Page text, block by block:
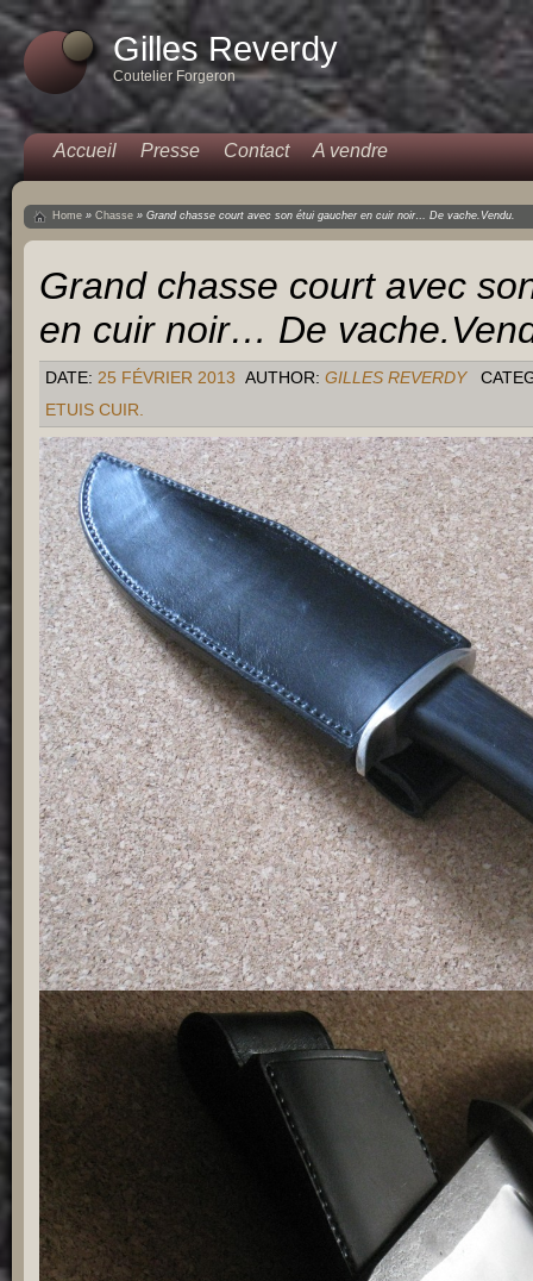
Gilles Reverdy
Coutelier Forgeron
Accueil Presse Contact A vendre
Home » Chasse » Grand chasse court avec son étui gaucher en cuir noir… De vache.Vendu.
Grand chasse court avec
en cuir noir… De
DATE: 25 FÉVRIER 2013 AUTHOR: GILLES REVERDY
ETUIS CUIR.